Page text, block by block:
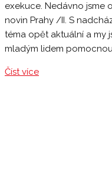
exekuce. Nedávno jsme
novin Prahy /II. S
téma opět aktuální a my
mladým lidem
Číst více